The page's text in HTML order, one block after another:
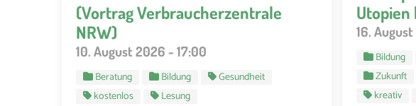
(Vortrag Verbraucherzentrale
NRW)
10. August 2026 - 17:00
Beratung Bildung
Gesundheit
kostenlos
Lesung
16.
Bildung
Zukunft
kreativ